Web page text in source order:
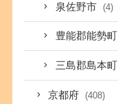
泉佐野市 (4)
豊能郡能勢町
三島郡島本町
京都府 (408)